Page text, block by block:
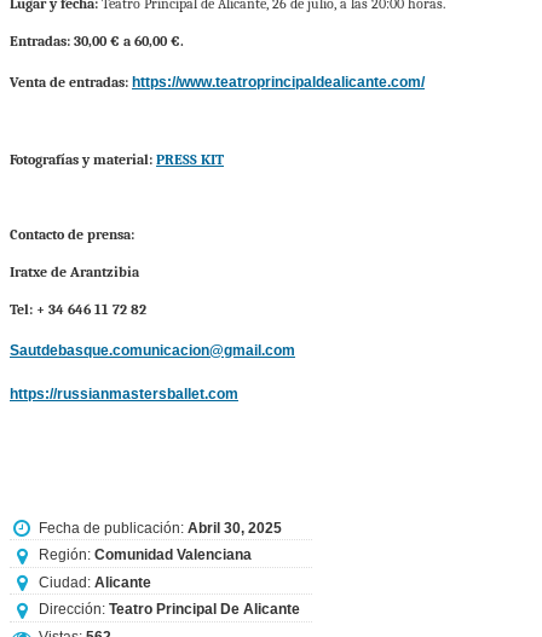
Lugar y fecha: Teatro Principal de Alicante, 26 de julio, a las 20:00 horas.
Entradas: 30,00 € a 60,00 €.
Venta de entradas: https://www.teatroprincipaldealicante.com/
Fotografías y material: PRESS KIT
Contacto de prensa:
Iratxe de Arantzibia
Tel: + 34 646 11 72 82
Sautdebasque.comunicacion@gmail.com
https://russianmastersballet.com
Fecha de publicación: Abril 30, 2025
Región: Comunidad Valenciana
Ciudad: Alicante
Dirección: Teatro Principal De Alicante